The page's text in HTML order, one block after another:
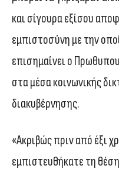
και σίγουρα εξίσου
εμπιστοσύνη με την
επισημαίνει ο
στα μέσα κοινωνικής
διακυβέρνησης.
«Ακριβώς πριν από έξι
εμπιστευθήκατε τη